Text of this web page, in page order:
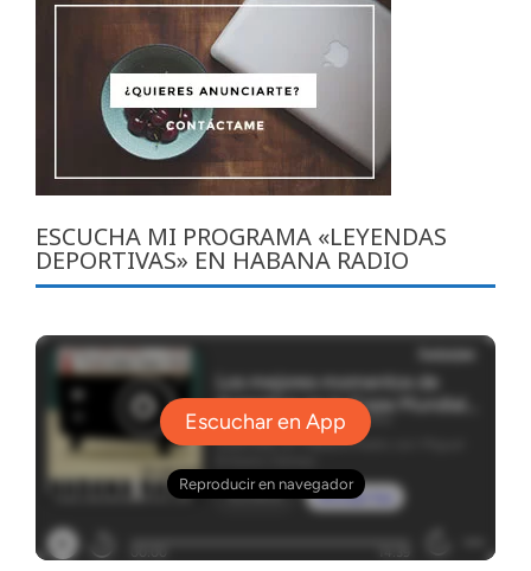
ESCUCHA MI PROGRAMA «LEYENDAS
DEPORTIVAS» EN HABANA RADIO